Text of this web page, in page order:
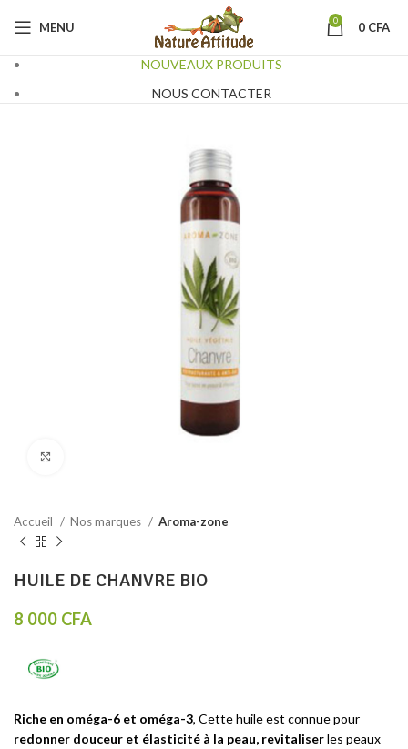
MENU 0 0 CFA
NOUVEAUX PRODUITS
NOUS CONTACTER
Accueil Nos marques Aroma-zone
HUILE DE CHANVRE BIO
8 000 CFA
Riche en oméga-6 et oméga-3, Cette huile est connue pour
redonner douceur et élasticité à la peau, revitaliserles peaux